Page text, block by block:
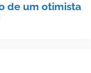
de um otimista